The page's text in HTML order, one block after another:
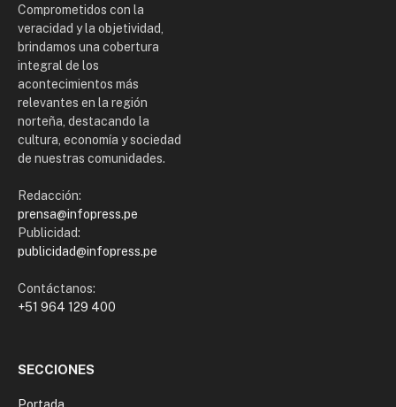
Comprometidos con la
veracidad y la objetividad,
brindamos una cobertura
integral de los
acontecimientos más
relevantes en la región
norteña, destacando la
cultura, economía y sociedad
de nuestras comunidades.
Redacción:
prensa@infopress.pe
Publicidad:
publicidad@infopress.pe
Contáctanos:
+51 964 129 400
SECCIONES